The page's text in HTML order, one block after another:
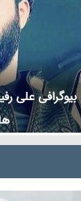
بیوگرافی علی